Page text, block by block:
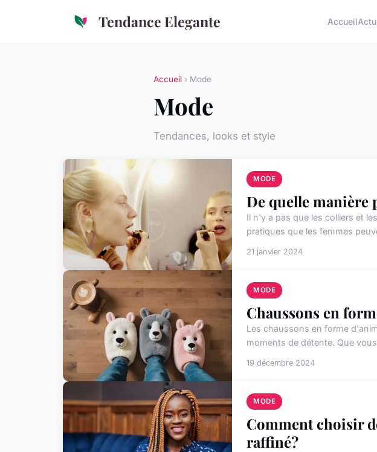
Tendance Elegante AccueilActu
Accueil › Mode
Mode
Tendances, looks et style
MODE
De quelle manière
Il n'y a pas que les colliers et
pratiques que les femmes
21 janvier 2024
MODE
Chaussons en
Les chaussons en forme
moments de détente. Que
19 décembre 2024
MODE
Comment choisir
raffiné?